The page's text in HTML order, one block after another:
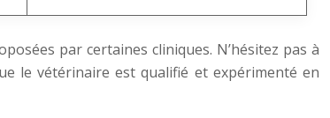
par certaines cliniques. N’hésitez pas à
le vétérinaire est qualifié et expérimenté en